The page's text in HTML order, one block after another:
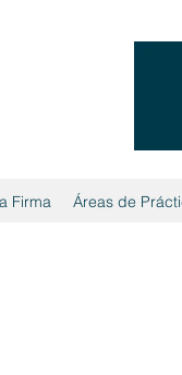
Firma Áreas de